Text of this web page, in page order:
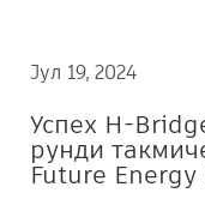
Јул 19, 2024
Успех H-
рунди
Future